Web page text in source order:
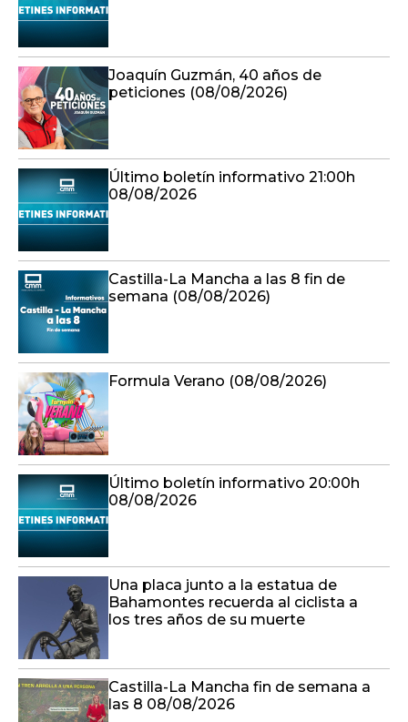
Joaquín Guzmán, 40 años de
peticiones (08/08/2026)
Último boletín informativo 21:00h
08/08/2026
Castilla-La Mancha a las 8 fin de
semana (08/08/2026)
Formula Verano (08/08/2026)
Último boletín informativo 20:00h
08/08/2026
Una placa junto a la estatua de
Bahamontes recuerda al ciclista a
los tres años de su muerte
Castilla-La Mancha fin de semana a
las 8 08/08/2026